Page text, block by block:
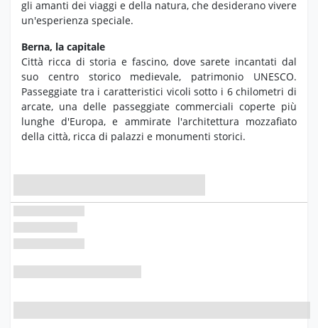
gli amanti dei viaggi e della natura, che desiderano vivere
un'esperienza speciale.
Berna, la capitale
Città ricca di storia e fascino, dove sarete incantati dal
suo centro storico medievale, patrimonio UNESCO.
Passeggiate tra i caratteristici vicoli sotto i 6 chilometri di
arcate, una delle passeggiate commerciali coperte più
lunghe d'Europa, e ammirate l'architettura mozzafiato
della città, ricca di palazzi e monumenti storici.